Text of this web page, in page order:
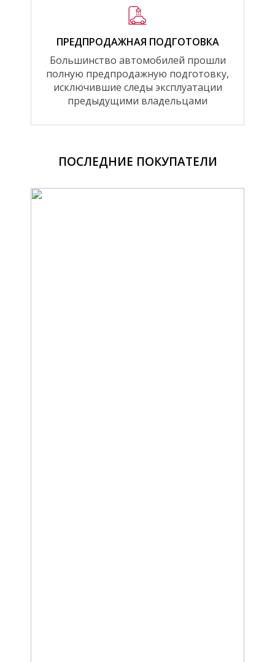
ПРЕДПРОДАЖНАЯ ПОДГОТОВКА
Большинство автомобилей прошли
полную предпродажную подготовку,
исключившие следы эксплуатации
предыдущими владельцами
ПОСЛЕДНИЕ ПОКУПАТЕЛИ